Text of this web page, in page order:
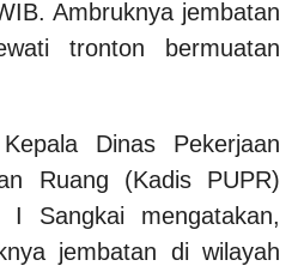
Ambruknya jembatan
tronton bermuatan
Dinas Pekerjaan
Ruang (Kadis PUPR)
Sangkai mengatakan,
jembatan di wilayah